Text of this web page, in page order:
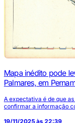
Mapa inédito pode
Palmares, em
A expectativa é de que
confirmar a informação
19/11/2025 às 22:39